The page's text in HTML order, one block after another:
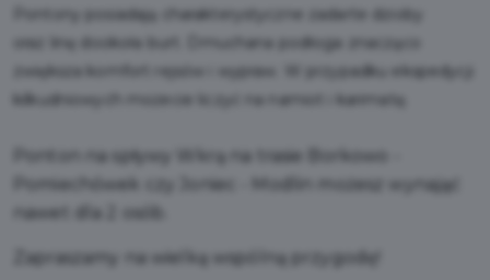
Pontony posiadają charakterystyczne zadarte dzioby
oraz linę dookoła burt. Dmuchana podłoga znacząco
zwiększa komfort rejsów i wypraw. W przypadku ekspedycji
kilkudniowych możecie liczyć na namiot i karimatę.
Ponton na spływy Wkrą na trasie Borkowo -
Pomiechówek czy Joniec - Modlin możesz wynająć
nawet dla 2 osób.
Zapraszamy na wielką wspólną przygodę!